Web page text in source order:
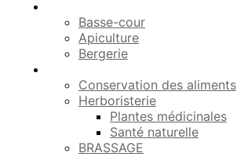
Basse-cour
Apiculture
Bergerie
Conservation des aliments
Herboristerie
Plantes médicinales
Santé naturelle
BRASSAGE